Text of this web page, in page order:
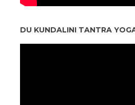
DU KUNDALINI TANTRA